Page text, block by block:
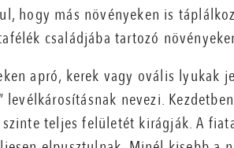
hogy más növényeken is
családjába tartozó
apró, kerek vagy ovális lyukak
levélkárosításnak nevezi.
teljes felületét kirágják. A